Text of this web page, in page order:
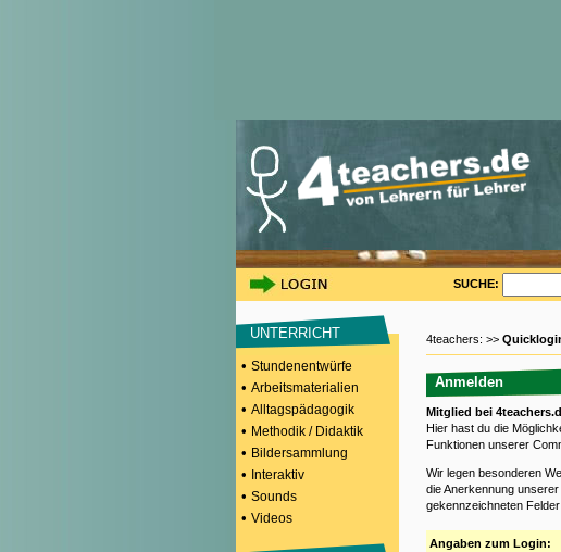
SUCHE:
UNTERRICHT
• Stundenentwürfe
• Arbeitsmaterialien
• Alltagspädagogik
• Methodik / Didaktik
• Bildersammlung
• Interaktiv
• Sounds
• Videos
4teachers: >>
Anmelden
Mitglied bei
Hier hast du die
Funktionen unserer
Wir legen besonderen
die Anerkennung
gekennzeichneten Felder
Angaben zum Login: